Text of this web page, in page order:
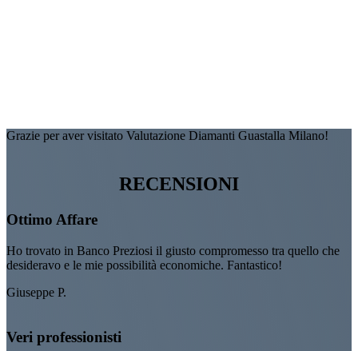
Grazie per aver visitato Valutazione Diamanti Guastalla Milano!
RECENSIONI
Ottimo Affare
Ho trovato in Banco Preziosi il giusto compromesso tra quello che
desideravo e le mie possibilità economiche. Fantastico!
Giuseppe P.
Veri professionisti